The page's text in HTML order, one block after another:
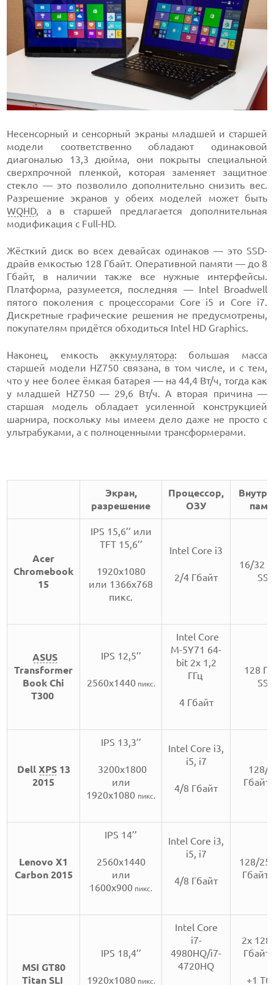
Несенсорный и сенсорный экраны младшей и старшей
модели соответственно обладают одинаковой
диагональю 13,3 дюйма, они покрыты специальной
сверхпрочной пленкой, которая заменяет защитное
стекло — это позволило дополнительно снизить вес.
Разрешение экранов у обеих моделей может быть
WQHD, а в старшей предлагается дополнительная
модификация с Full-HD.
Жёсткий диск во всех девайсах одинаков — это SSD-
драйв емкостью 128 Гбайт. Оперативной памяти — до 8
Гбайт, в наличии также все нужные интерфейсы.
Платформа, разумеется, последняя — Intel Broadwell
пятого поколения с процессорами Core i5 и Core i7.
Дискретные графические решения не предусмотрены,
покупателям придётся обходиться Intel HD Graphics.
Наконец, емкость аккумулятора: большая масса
старшей модели HZ750 связана, в том числе, и с тем,
что у нее более ёмкая батарея — на 44,4 Вт/ч, тогда как
у младшей HZ750 — 29,6 Вт/ч. А вторая причина —
старшая модель обладает усиленной конструкцией
шарнира, поскольку мы имеем дело даже не просто с
ультрабуками, а с полноценными трансформерами.
Экран,
разрешение
Процессор,
ОЗУ
Acer
Chromebook
15
IPS 15,6’’ или
TFT 15,6’’
1920х1080
или 1366x768
пикс.
Intel Core i3
2/4 Гбайт
16/32
ASUS
Transformer
Book Chi
T300
IPS 12,5’’
2560х1440 пикс.
Intel Core
M-5Y71 64-
bit 2x 1,2
ГГц
4 Гбайт
128
Dell XPS13
2015
IPS 13,3’’
3200x1800
или
1920х1080 пикс.
Intel Core i3,
i5, i7
4/8 Гбайт
128/
Гбайт
Lenovo X1
Carbon 2015
IPS 14’’
2560х1440
или
1600x900 пикс.
Intel Core i3,
i5, i7
4/8 Гбайт
128/
Гбайт
MSI GT80
Titan SLI
IPS 18,4’’
1920х1080 пикс.
Intel Core
i7-
4980HQ/i7-
4720HQ
2х
Гбайт
+1